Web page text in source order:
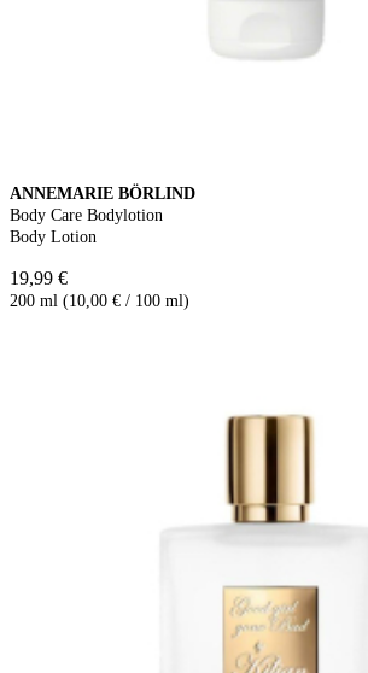
ANNEMARIE BÖRLIND
Body Care Bodylotion
Body Lotion
19,99 €
200 ml (10,00 € / 100 ml)